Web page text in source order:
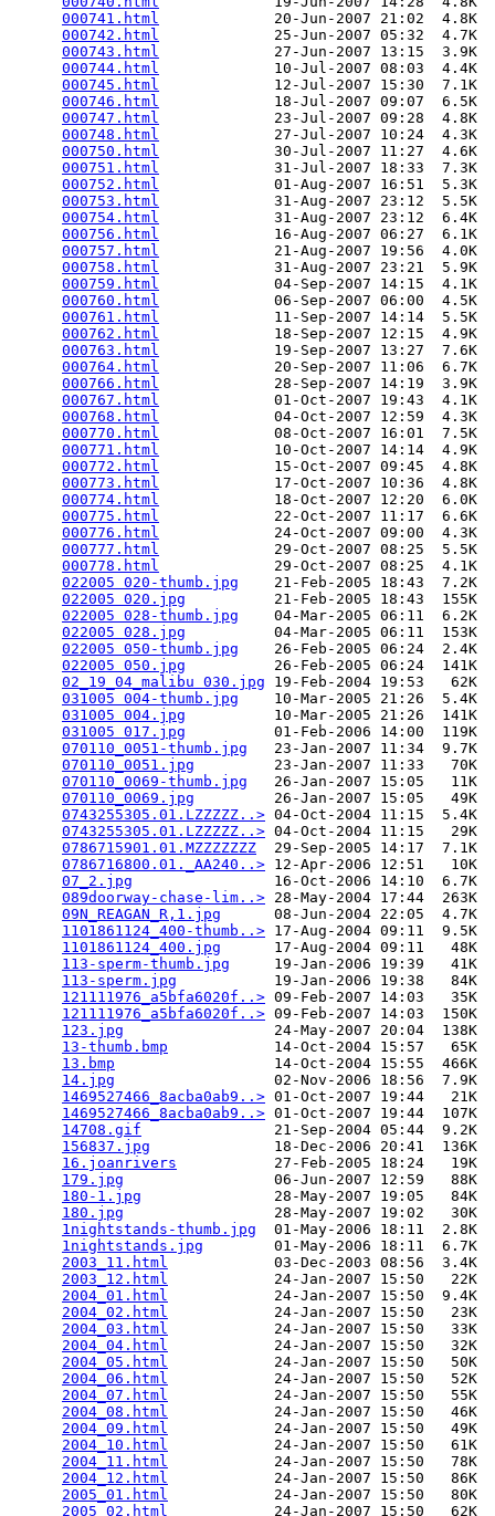
000741.html
             20-Jun-2007 21:02  4.8K
000742.html
             25-Jun-2007 05:32  4.7K
000743.html
             27-Jun-2007 13:15  3.9K
000744.html
             10-Jul-2007 08:03  4.4K
000745.html
             12-Jul-2007 15:30  7.1K
000746.html
             18-Jul-2007 09:07  6.5K
000747.html
             23-Jul-2007 09:28  4.8K
000748.html
             27-Jul-2007 10:24  4.3K
000750.html
             30-Jul-2007 11:27  4.6K
000751.html
             31-Jul-2007 18:33  7.3K
000752.html
             01-Aug-2007 16:51  5.3K
000753.html
             31-Aug-2007 23:12  5.5K
000754.html
             31-Aug-2007 23:12  6.4K
000756.html
             16-Aug-2007 06:27  6.1K
000757.html
             21-Aug-2007 19:56  4.0K
000758.html
             31-Aug-2007 23:21  5.9K
000759.html
             04-Sep-2007 14:15  4.1K
000760.html
             06-Sep-2007 06:00  4.5K
000761.html
             11-Sep-2007 14:14  5.5K
000762.html
             18-Sep-2007 12:15  4.9K
000763.html
             19-Sep-2007 13:27  7.6K
000764.html
             20-Sep-2007 11:06  6.7K
000766.html
             28-Sep-2007 14:19  3.9K
000767.html
             01-Oct-2007 19:43  4.1K
000768.html
             04-Oct-2007 12:59  4.3K
000770.html
             08-Oct-2007 16:01  7.5K
000771.html
             10-Oct-2007 14:14  4.9K
000772.html
             15-Oct-2007 09:45  4.8K
000773.html
             17-Oct-2007 10:36  4.8K
000774.html
             18-Oct-2007 12:20  6.0K
000775.html
             22-Oct-2007 11:17  6.6K
000776.html
             24-Oct-2007 09:00  4.3K
000777.html
             29-Oct-2007 08:25  5.5K
000778.html
             29-Oct-2007 08:25  4.1K
022005 020-thumb.jpg
    21-Feb-2005 18:43  7.2K
022005 020.jpg
          21-Feb-2005 18:43  155K
022005 028-thumb.jpg
    04-Mar-2005 06:11  6.2K
022005 028.jpg
          04-Mar-2005 06:11  153K
022005 050-thumb.jpg
    26-Feb-2005 06:24  2.4K
022005 050.jpg
          26-Feb-2005 06:24  141K
02_19_04_malibu 030.jpg 19-Feb-2004 19:53   62K
031005 004-thumb.jpg
    10-Mar-2005 21:26  5.4K
031005 004.jpg
          10-Mar-2005 21:26  141K
031005 017.jpg
          01-Feb-2006 14:00  119K
070110_0051-thumb.jpg
   23-Jan-2007 11:34  9.7K
070110_0051.jpg
         23-Jan-2007 11:33   70K
070110_0069-thumb.jpg
   26-Jan-2007 15:05   11K
070110_0069.jpg
         26-Jan-2007 15:05   49K
0743255305.01.LZZZZZ..> 04-Oct-2004 11:15  5.4K
0743255305.01.LZZZZZ..> 04-Oct-2004 11:15   29K
0786715901.01.MZZZZZZZ
  29-Sep-2005 14:17  7.1K
0786716800.01._AA240..> 12-Apr-2006 12:51   10K
07_2.jpg
                16-Oct-2006 14:10  6.7K
089doorway-chase-lim..> 28-May-2004 17:44  263K
09N_REAGAN_R,1.jpg
      08-Jun-2004 22:05  4.7K
1101861124_400-thumb..> 17-Aug-2004 09:11  9.5K
1101861124_400.jpg
      17-Aug-2004 09:11   48K
113-sperm-thumb.jpg
     19-Jan-2006 19:39   41K
113-sperm.jpg
           19-Jan-2006 19:38   84K
121111976_a5bfa6020f..> 09-Feb-2007 14:03   35K
121111976_a5bfa6020f..> 09-Feb-2007 14:03  150K
123.jpg
                 24-May-2007 20:04  138K
13-thumb.bmp
            14-Oct-2004 15:57   65K
13.bmp
                  14-Oct-2004 15:55  466K
14.jpg
                  02-Nov-2006 18:56  7.9K
1469527466_8acba0ab9..> 01-Oct-2007 19:44   21K
1469527466_8acba0ab9..> 01-Oct-2007 19:44  107K
14708.gif
               21-Sep-2004 05:44  9.2K
156837.jpg
              18-Dec-2006 20:41  136K
16.joanrivers
           27-Feb-2005 18:24   19K
179.jpg
                 06-Jun-2007 12:59   88K
180-1.jpg
               28-May-2007 19:05   84K
180.jpg
                 28-May-2007 19:02   30K
1nightstands-thumb.jpg
  01-May-2006 18:11  2.8K
1nightstands.jpg
        01-May-2006 18:11  6.7K
2003_11.html
            03-Dec-2003 08:56  3.4K
2003_12.html
            24-Jan-2007 15:50   22K
2004_01.html
            24-Jan-2007 15:50  9.4K
2004_02.html
            24-Jan-2007 15:50   23K
2004_03.html
            24-Jan-2007 15:50   33K
2004_04.html
            24-Jan-2007 15:50   32K
2004_05.html
            24-Jan-2007 15:50   50K
2004_06.html
            24-Jan-2007 15:50   52K
2004_07.html
            24-Jan-2007 15:50   55K
2004_08.html
            24-Jan-2007 15:50   46K
2004_09.html
            24-Jan-2007 15:50   49K
2004_10.html
            24-Jan-2007 15:50   61K
2004_11.html
            24-Jan-2007 15:50   78K
2004_12.html
            24-Jan-2007 15:50   86K
2005_01.html
            24-Jan-2007 15:50   80K
2005_02.html
            24-Jan-2007 15:50   62K